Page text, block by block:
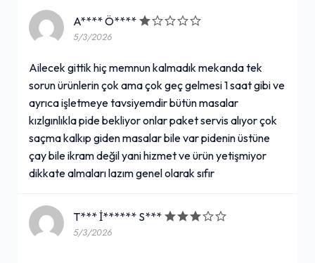
A**** Ö****
5/3/2026
Ailecek gittik hiç memnun kalmadık mekanda tek
sorun ürünlerin çok ama çok geç gelmesi 1 saat gibi ve
ayrıca işletmeye tavsiyemdir bütün masalar
kızlgınlıkla pide bekliyor onlar paket servis alıyor çok
saçma kalkıp giden masalar bile var pidenin üstüne
çay bile ikram değil yani hizmet ve ürün yetişmiyor
dikkate almaları lazım genel olarak sıfır
T*** İ****** S***
5/3/2026